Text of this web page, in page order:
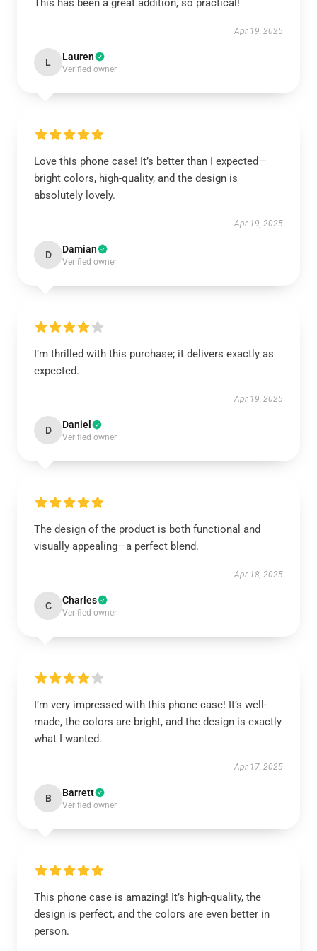
This has been a great addition, so practical!
Apr 19, 2025
L Lauren
Verified owner
Love this phone case! It’s better than I expected—
bright colors, high-quality, and the design is
absolutely lovely.
Apr 19, 2025
D Damian
Verified owner
I’m thrilled with this purchase; it delivers exactly as
expected.
Apr 19, 2025
D Daniel
Verified owner
The design of the product is both functional and
visually appealing—a perfect blend.
Apr 18, 2025
C Charles
Verified owner
I’m very impressed with this phone case! It’s well-
made, the colors are bright, and the design is exactly
what I wanted.
Apr 17, 2025
B Barrett
Verified owner
This phone case is amazing! It’s high-quality, the
design is perfect, and the colors are even better in
person.